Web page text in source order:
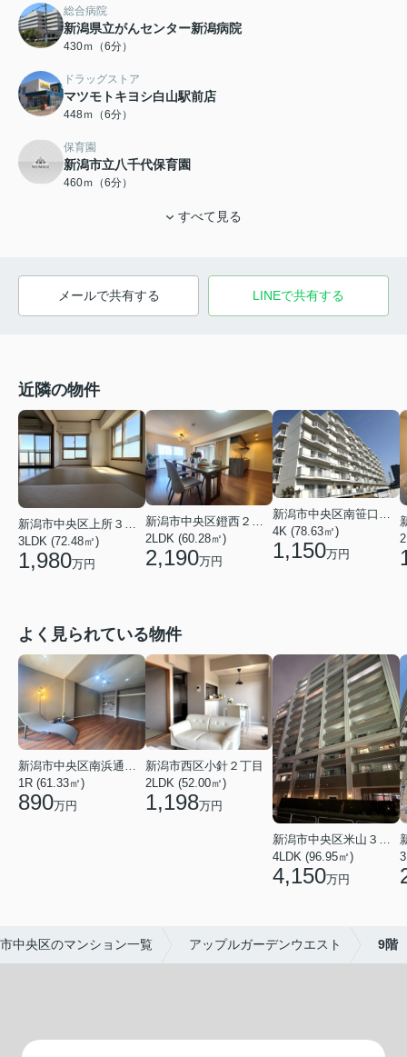
総合病院
新潟県立がんセンター新潟病院
430ｍ（6分）
ドラッグストア
マツモトキヨシ白山駅前店
448ｍ（6分）
保育園
新潟市立八千代保育園
460ｍ（6分）
すべて見る
メールで共有する LINEで共有する
近隣の物件
3LDK (72.48㎡)
1,980万円
2LDK (60.28㎡)
2,190万円
新潟市中央区南笹口１丁目
4K (78.63㎡)
1,150万円
よく見られている物件
1R (61.33㎡)
890万円
新潟市西区小針２丁目
2LDK (52.00㎡)
1,198万円
新潟市中央区米山３丁目
4LDK (96.95㎡)
4,150万円
中央区のマンション一覧 アップルガーデンウエスト 9階